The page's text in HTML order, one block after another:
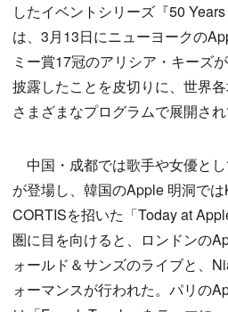
したイベントシリーズ『50
は、3月13日にニューヨークの
ミー賞17冠のアリシア・キーズ
披露したことを皮切りに、世界
さまざまなプログラムで展開され
中国・成都では歌手や女優と
が登場し、韓国のApple 明洞では
CORTISを招いた「Today at
圏に目を向けると、ロンドンの
ォールド＆サンズのライブと、
ォーマンスが行われた。パリの